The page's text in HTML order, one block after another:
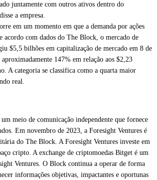
juntamente com outros ativos dentro do
a empresa.
em um momento em que a demanda por ações
acordo com dados do The Block, o mercado de
$5,5 bilhões em capitalização de mercado em 8 de
147% em relação aos $2,23
A categoria se classifica como a quarta maior
real.
meio de comunicação independente que fornece
Em novembro de 2023, a Foresight Ventures é
do The Block. A Foresight Ventures investe em
cripto. A exchange de criptomoedas Bitget é um
Ventures. O Block continua a operar de forma
informações objetivas, impactantes e oportunas